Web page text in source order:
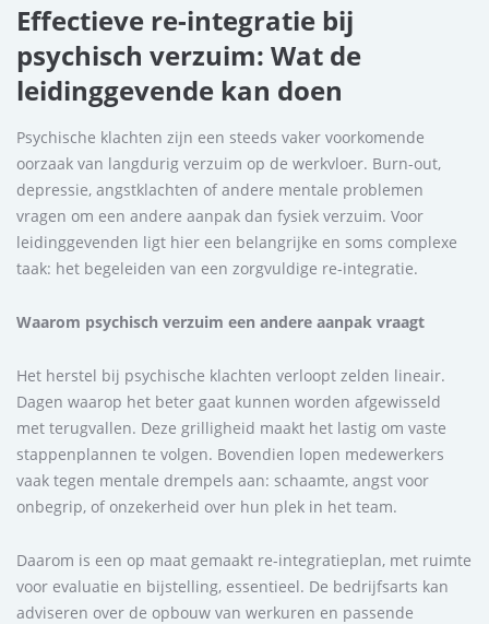
Effectieve re-integratie bij
psychisch verzuim: Wat de
leidinggevende kan doen
Psychische klachten zijn een steeds vaker voorkomende
oorzaak van langdurig verzuim op de werkvloer. Burn-out,
depressie, angstklachten of andere mentale problemen
vragen om een andere aanpak dan fysiek verzuim. Voor
leidinggevenden ligt hier een belangrijke en soms complexe
taak: het begeleiden van een zorgvuldige re-integratie.
Waarom psychisch verzuim een andere aanpak vraagt
Het herstel bij psychische klachten verloopt zelden lineair.
Dagen waarop het beter gaat kunnen worden afgewisseld
met terugvallen. Deze grilligheid maakt het lastig om vaste
stappenplannen te volgen. Bovendien lopen medewerkers
vaak tegen mentale drempels aan: schaamte, angst voor
onbegrip, of onzekerheid over hun plek in het team.
Daarom is een op maat gemaakt re-integratieplan, met ruimte
voor evaluatie en bijstelling, essentieel. De bedrijfsarts kan
adviseren over de opbouw van werkuren en passende